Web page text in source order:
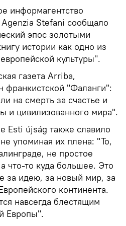
информагентство
Stefani сообщало
эпос золотыми
истории как одно из
культуры".
газета Arriba,
франкистской "Фаланги":
на смерть за счастье и
и цивилизованного мира".
Esti újság также славило
упоминая их плена: "То,
не простое
что-то куда большее. Это
за идею, за новый мир, за
континента.
навсегда блестящим
Европы".